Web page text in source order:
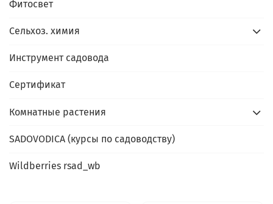
Фитосвет
Сельхоз. химия
Инструмент садовода
Сертификат
Комнатные растения
SADOVODICA (курсы по садоводству)
Wildberries rsad_wb